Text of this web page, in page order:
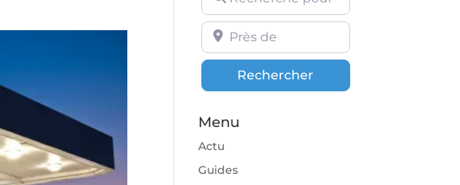
Près de
Rechercher
Menu
Actu
Guides